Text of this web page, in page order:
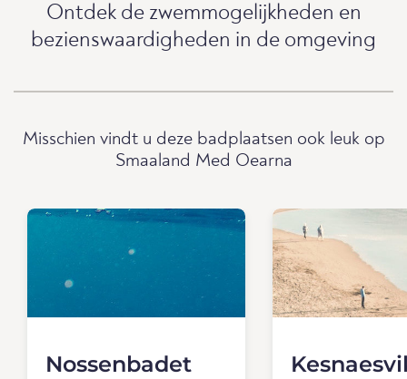
Ontdek de zwemmogelijkheden en
bezienswaardigheden in de omgeving
Misschien vindt u deze badplaatsen ook leuk op
Smaaland Med Oearna
Nossenbadet